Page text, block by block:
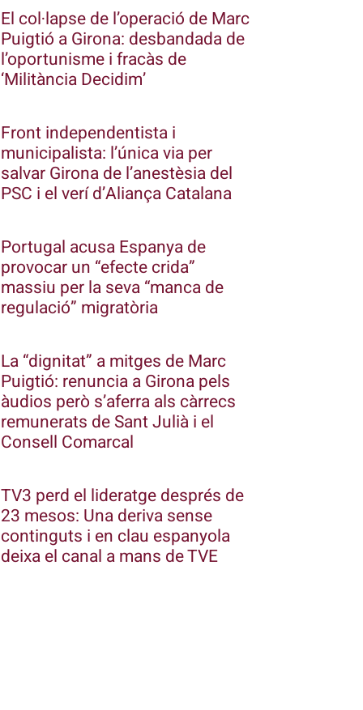
El col·lapse de l’operació de Marc
Puigtió a Girona: desbandada de
l’oportunisme i fracàs de
‘Militància Decidim’
Front independentista i
municipalista: l’única via per
salvar Girona de l’anestèsia del
PSC i el verí d’Aliança Catalana
Portugal acusa Espanya de
provocar un “efecte crida”
massiu per la seva “manca de
regulació” migratòria
La “dignitat” a mitges de Marc
Puigtió: renuncia a Girona pels
àudios però s’aferra als càrrecs
remunerats de Sant Julià i el
Consell Comarcal
TV3 perd el lideratge després de
23 mesos: Una deriva sense
continguts i en clau espanyola
deixa el canal a mans de TVE